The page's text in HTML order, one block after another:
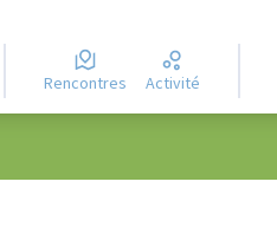
Rencontres Activité